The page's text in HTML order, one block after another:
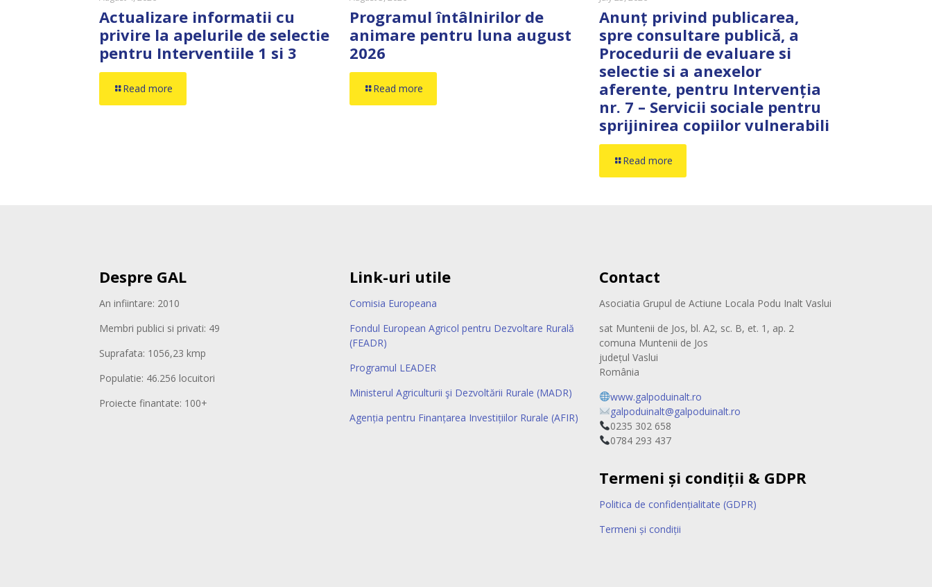
Actualizare informatii cu
privire la apelurile de selectie
pentru Interventiile 1 si 3
Read more
Programul întâlnirilor de
animare pentru luna august
2026
Read more
Anunț privind publicarea,
spre consultare publică, a
Procedurii de evaluare si
selectie si a anexelor
aferente, pentru Intervenția
nr. 7 – Servicii sociale pentru
sprijinirea copiilor vulnerabili
Read more
Despre GAL
An infiintare: 2010
Membri publici si privati: 49
Suprafata: 1056,23 kmp
Populatie: 46.256 locuitori
Proiecte finantate: 100+
Link-uri utile
Comisia Europeana
Fondul European Agricol pentru Dezvoltare Rurală
(FEADR)
Programul LEADER
Ministerul Agriculturii şi Dezvoltării Rurale (MADR)
Agenția pentru Finanțarea Investițiilor Rurale (AFIR)
Contact
Asociatia Grupul de Actiune Locala Podu Inalt Vaslui
sat Muntenii de Jos, bl. A2, sc. B, et. 1, ap. 2
comuna Muntenii de Jos
județul Vaslui
România
www.galpoduinalt.ro
galpoduinalt@galpoduinalt.ro
0235 302 658
0784 293 437
Termeni și condiții & GDPR
Politica de confidențialitate (GDPR)
Termeni și condiții